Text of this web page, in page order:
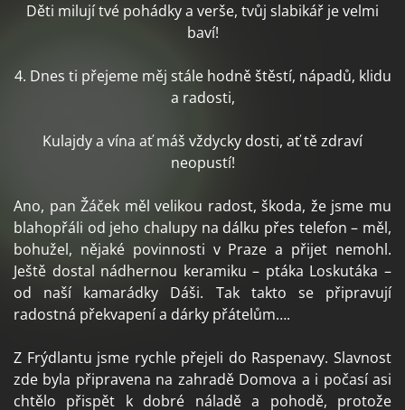
Děti milují tvé pohádky a verše, tvůj slabikář je velmi
baví!
4. Dnes ti přejeme měj stále hodně štěstí, nápadů, klidu
a radosti,
Kulajdy a vína ať máš vždycky dosti, ať tě zdraví
neopustí!
Ano, pan Žáček měl velikou radost, škoda, že jsme mu
blahopřáli od jeho chalupy na dálku přes telefon – měl,
bohužel, nějaké povinnosti v Praze a přijet nemohl.
Ještě dostal nádhernou keramiku – ptáka Loskutáka –
od naší kamarádky Dáši. Tak takto se připravují
radostná překvapení a dárky přátelům….
Z Frýdlantu jsme rychle přejeli do Raspenavy. Slavnost
zde byla připravena na zahradě Domova a i počasí asi
chtělo přispět k dobré náladě a pohodě, protože